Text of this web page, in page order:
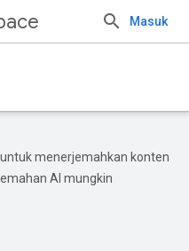
Masuk
menerjemahkan konten
AI mungkin